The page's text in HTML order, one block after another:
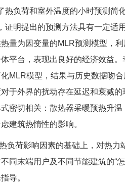
热负荷和室外温度的小时预测简
证明提出的预测方法具有一定适
量为因变量的MLR预测模型，
平台，表现出良好的经济效益。
MLR模型，结果与历史数据吻
于外界的扰动存在延迟和衰减的
密切相关：散热器采暖预热升温
建筑热惰性的影响。
荷影响因素的基础上，对热力
同末端用户及不同节能建筑的“
导。